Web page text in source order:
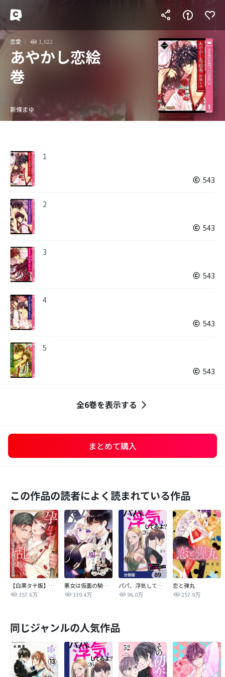
恋愛 1,622
あやかし恋絵
巻
新條まゆ
1
543
2
543
3
543
4
543
5
543
全6巻を表示する
まとめて購入
この作品の読者によく読まれている作品
【白黒タテ版】孕むまで乱れいけ～身代わり花嫁と軍服の猛愛
357.6万
悪女は仮面の騎士に騙されない
339.4万
パパ、浮気してるよ？娘と二人でクズ夫を捨てます【分冊版】
96.0万
恋と弾丸
257.9万
同じジャンルの人気作品